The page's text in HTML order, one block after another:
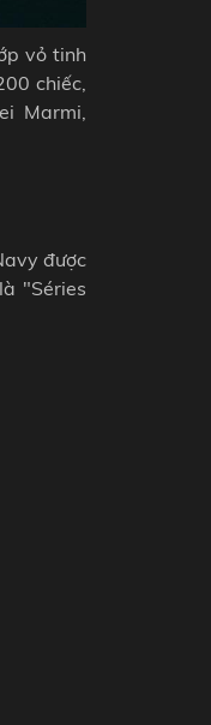
vỏ tinh
chiếc,
Marmi,
được
"Séries